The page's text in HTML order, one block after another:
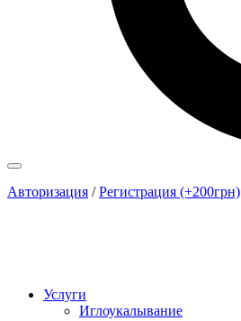
Авторизация /Регистрация (+200грн)
Услуги
Иглоукалывание